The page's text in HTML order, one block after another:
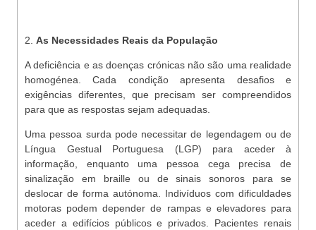
2. As Necessidades Reais da População
A deficiência e as doenças crónicas não são uma realidade
homogénea. Cada condição apresenta desafios e
exigências diferentes, que precisam ser compreendidos
para que as respostas sejam adequadas.
Uma pessoa surda pode necessitar de legendagem ou de
Língua Gestual Portuguesa (LGP) para aceder à
informação, enquanto uma pessoa cega precisa de
sinalização em braille ou de sinais sonoros para se
deslocar de forma autónoma. Indivíduos com dificuldades
motoras podem depender de rampas e elevadores para
aceder a edifícios públicos e privados. Pacientes renais